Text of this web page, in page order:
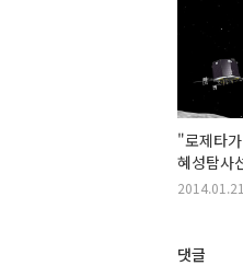
"로제타
혜성탐사
2014.01.21
댓글